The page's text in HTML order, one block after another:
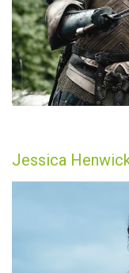
Jessica